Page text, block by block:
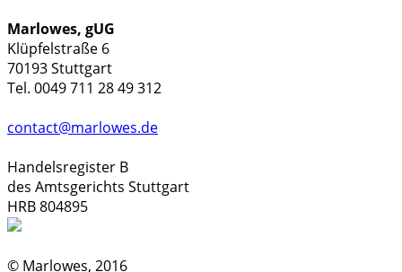
Marlowes, gUG
Klüpfelstraße 6
70193 Stuttgart
Tel. 0049 711 28 49 312
contact@marlowes.de
Handelsregister B
des Amtsgerichts Stuttgart
HRB 804895
© Marlowes, 2016